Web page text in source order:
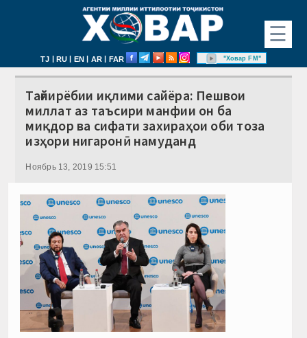
☰
TJ | RU | EN | AR | FAR "Ховар FM"
Тағйирёбии иқлими сайёра: Пешвои
миллат аз таъсири манфии он ба
миқдор ва сифати захираҳои оби тоза
изҳори нигаронӣ намуданд
Ноябрь 13, 2019 15:51